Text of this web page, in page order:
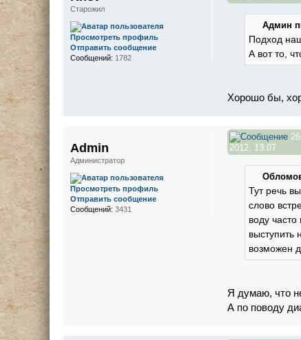
Админ
Подход
А вот то,
Хорошо бы,
Старожил
Просмотреть профиль
Отправить сообщение
Сообщений: 1782
2012, 13:07
Тут речь
слово
воду
выступить
возможен
Я думаю, что
А по поводу
Admin
Администратор
Просмотреть профиль
Отправить сообщение
Сообщений: 3431